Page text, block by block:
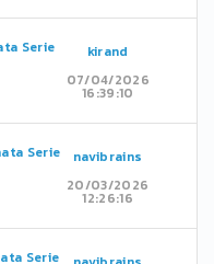
Serie
kirand
07/04/2026
16:39:10
Serie
navibrains
20/03/2026
12:26:16
Serie